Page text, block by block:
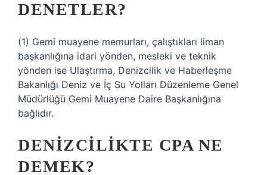
DENETLER?
(1) Gemi muayene memurları, çalıştıkları liman
başkanlığına idari yönden, mesleki ve teknik
yönden ise Ulaştırma, Denizcilik ve Haberleşme
Bakanlığı Deniz ve İç Su Yolları Düzenleme Genel
Müdürlüğü Gemi Muayene Daire Başkanlığına
bağlıdır.
DENIZCILIKTE CPA NE
DEMEK?